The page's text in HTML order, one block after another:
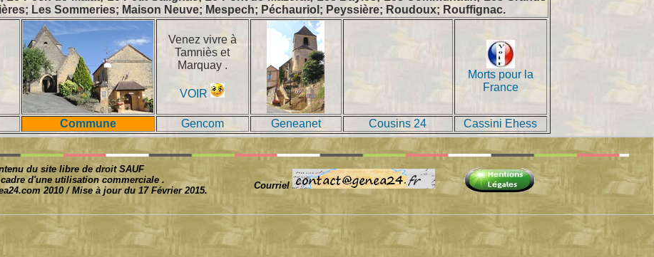
Les Sommeries; Maison Neuve; Mespech; Péchauriol; Peyssière; Roudoux; Rouffignac.
Venez vivre à
Tamniès et
Marquay .
VOIR
Morts pour la
France
Commune Gencom Geneanet Cousins 24 Cassini Ehess
du site libre de droit SAUF
d'une utilisation commerciale .
2010 / Mise à jour du 17 Février 2015.
Courriel